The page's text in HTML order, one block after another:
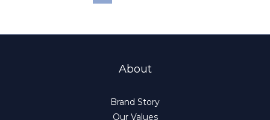
About
Brand Story
Our Values